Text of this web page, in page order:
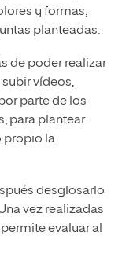
y formas,
planteadas.
de poder realizar
vídeos,
parte de los
para plantear
propio la
desglosarlo
vez realizadas
evaluar al